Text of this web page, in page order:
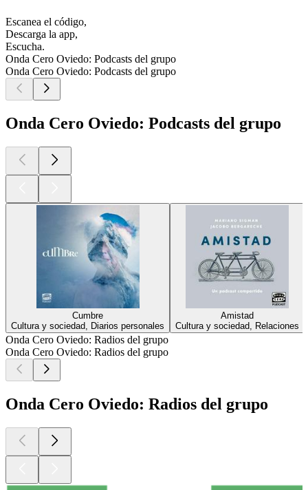
Escanea el código,
Descarga la app,
Escucha.
Onda Cero Oviedo: Podcasts del grupo
Onda Cero Oviedo: Podcasts del grupo
Onda Cero Oviedo: Podcasts del grupo
Cumbre
Cultura y sociedad, Diarios personales
Amistad
Cultura y sociedad, Relaciones
Onda Cero Oviedo: Radios del grupo
Onda Cero Oviedo: Radios del grupo
Onda Cero Oviedo: Radios del grupo